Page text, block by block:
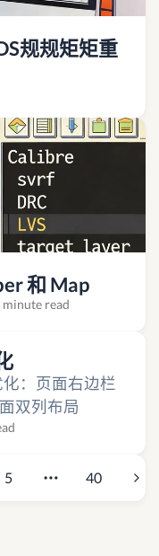
规规矩矩重
和 Map
minute read
：页面右边栏
双列布局
5 40